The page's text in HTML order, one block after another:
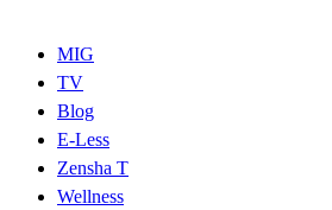
MIG
TV
Blog
E-Less
Zensha T
Wellness